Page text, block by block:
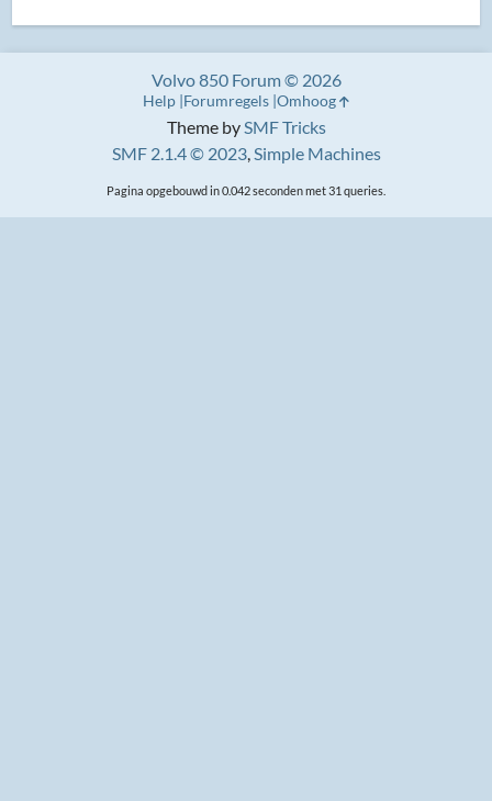
Theme bySMF Tricks
SMF 2.1.4 © 2023,Simple Machines
Volvo 850 Forum © 2026
Help Forumregels Omhoog
Pagina opgebouwd in 0.042 seconden met 31 queries.